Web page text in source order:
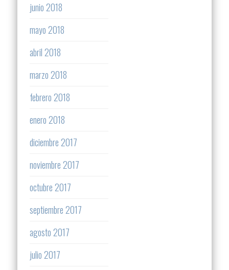
junio 2018
mayo 2018
abril 2018
marzo 2018
febrero 2018
enero 2018
diciembre 2017
noviembre 2017
octubre 2017
septiembre 2017
agosto 2017
julio 2017